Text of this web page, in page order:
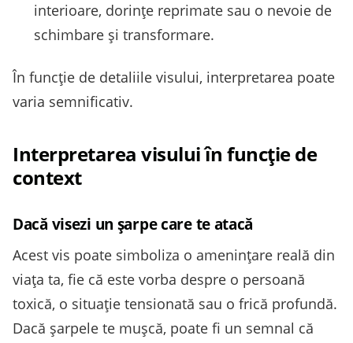
interioare, dorințe reprimate sau o nevoie de
schimbare și transformare.
În funcție de detaliile visului, interpretarea poate
varia semnificativ.
Interpretarea visului în funcție de
context
Dacă visezi un șarpe care te atacă
Acest vis poate simboliza o amenințare reală din
viața ta, fie că este vorba despre o persoană
toxică, o situație tensionată sau o frică profundă.
Dacă șarpele te mușcă, poate fi un semnal că